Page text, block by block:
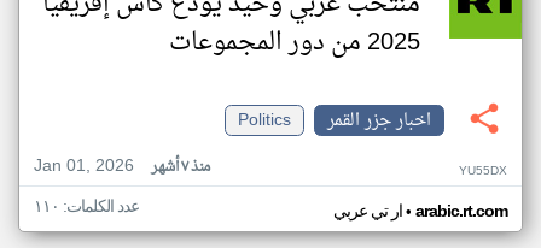
2025 من دور المجموعات
اخبار جزر القمر
Politics
Jan 01, 2026
منذ ٧ أشهر YU55DX
ار تي عربي• arabic.rt.com عدد الكلمات: ١١٠